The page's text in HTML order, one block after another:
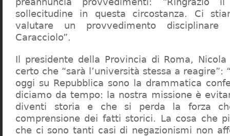
sollecitudine in questa circostanza. Ci
valutare un provvedimento
Caracciolo”.
Il presidente della Provincia di Roma,
certo che “sarà l’università stessa a reagire”:
oggi su Repubblica sono la drammatica
diciamo da tempo: la nostra missione è
diventi storia e che si perda la forza
comprensione dei fatti storici. La cosa che
che ci sono tanti casi di negazionismi non